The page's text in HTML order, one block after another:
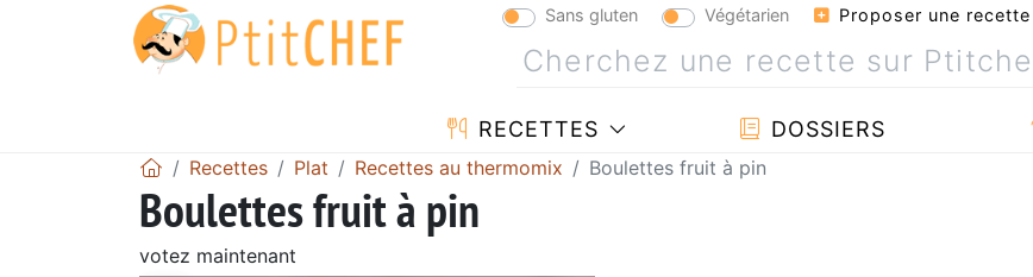
Sans gluten Végétarien Proposer une recette
RECETTES DOSSIERS
Recettes Plat Recettes au thermomix Boulettes fruit à pin
Boulettes fruit à pin
votez maintenant